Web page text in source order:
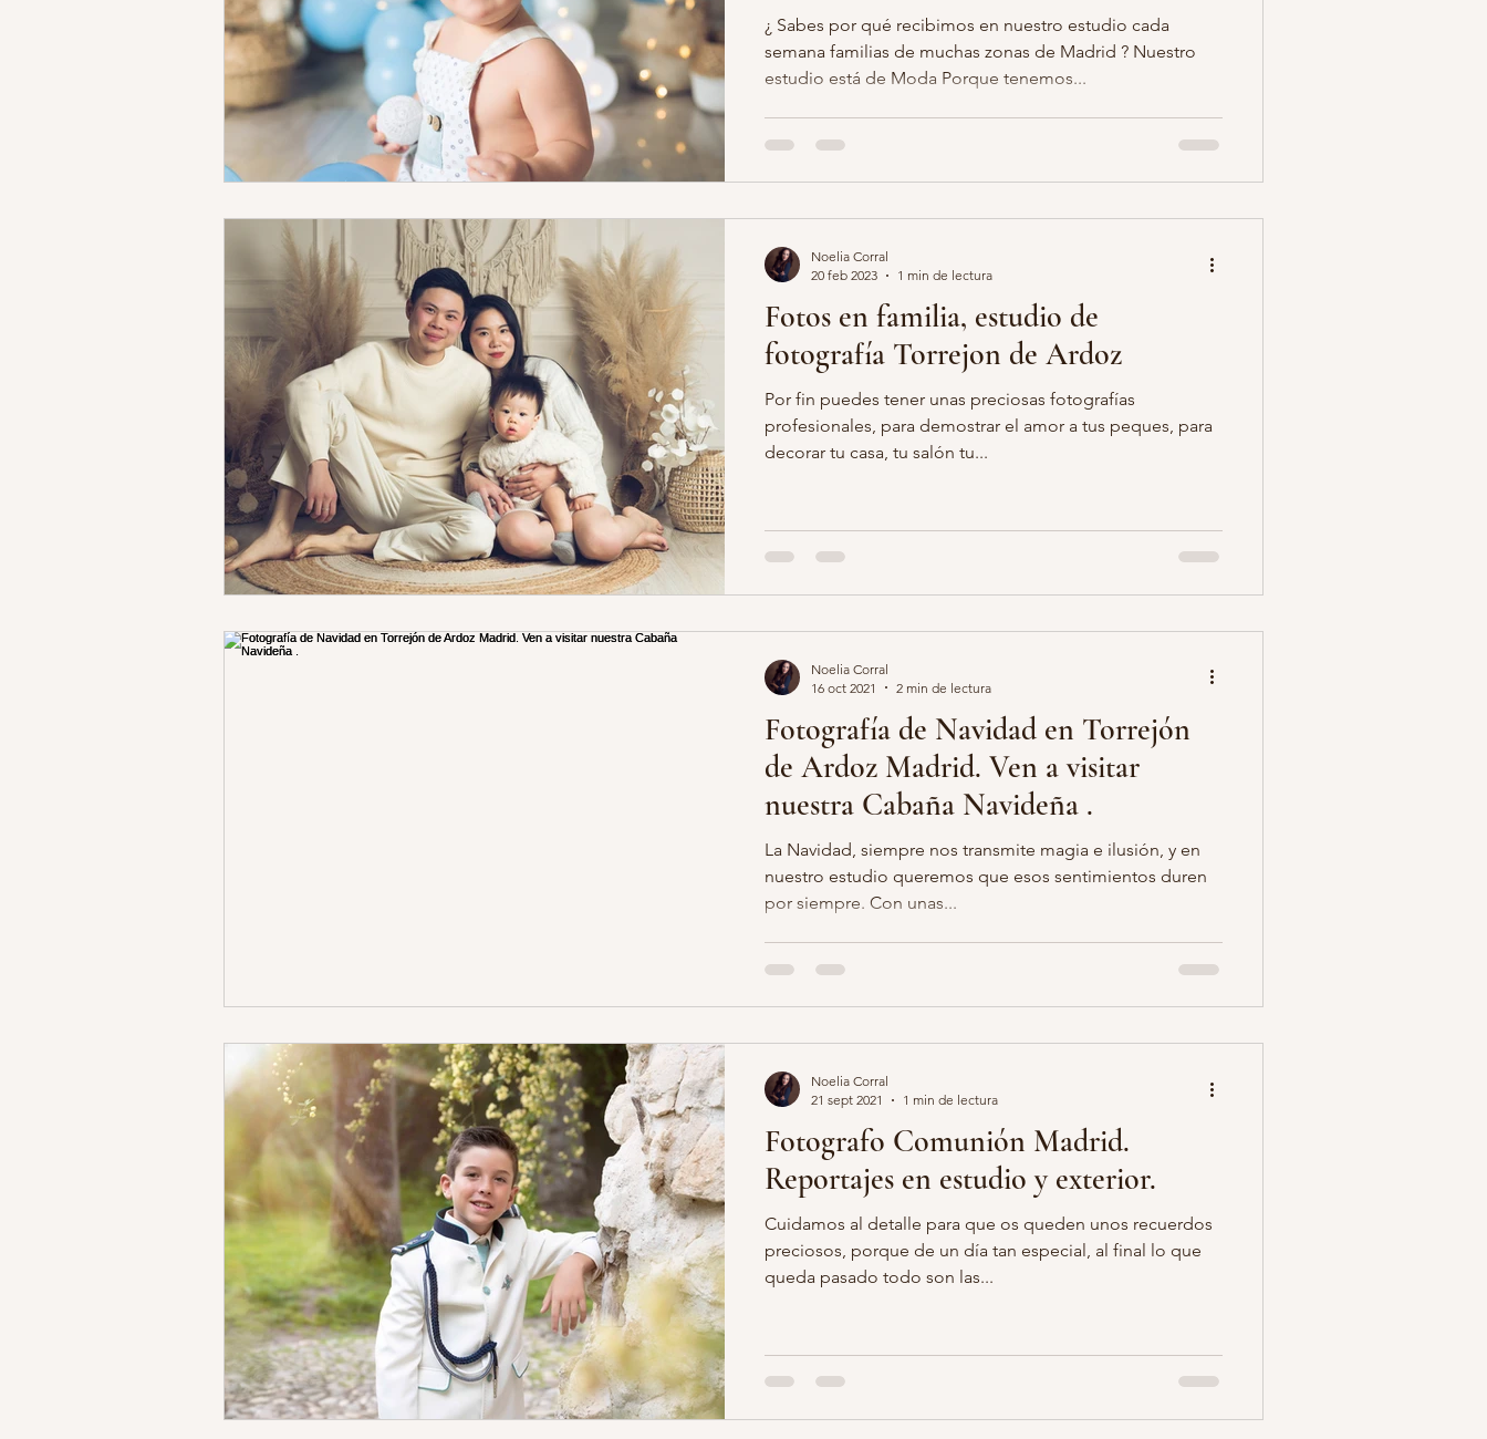
¿ Sabes por qué recibimos en nuestro estudio cada
semana familias de muchas zonas de Madrid ? Nuestro
estudio está de Moda Porque tenemos...
Fotos en familia, estudio de
fotografía Torrejon de Ardoz
Por fin puedes tener unas preciosas fotografías
profesionales, para demostrar el amor a tus peques, para
decorar tu casa, tu salón tu...
Noelia Corral
20 feb 2023
1 min de lectura
Fotografía de Navidad en Torrejón
de Ardoz Madrid. Ven a visitar
nuestra Cabaña Navideña .
La Navidad, siempre nos transmite magia e ilusión, y en
nuestro estudio queremos que esos sentimientos duren
por siempre. Con unas...
Noelia Corral
16 oct 2021
2 min de lectura
Fotografo Comunión Madrid.
Reportajes en estudio y exterior.
Cuidamos al detalle para que os queden unos recuerdos
preciosos, porque de un día tan especial, al final lo que
queda pasado todo son las...
Noelia Corral
21 sept 2021
1 min de lectura